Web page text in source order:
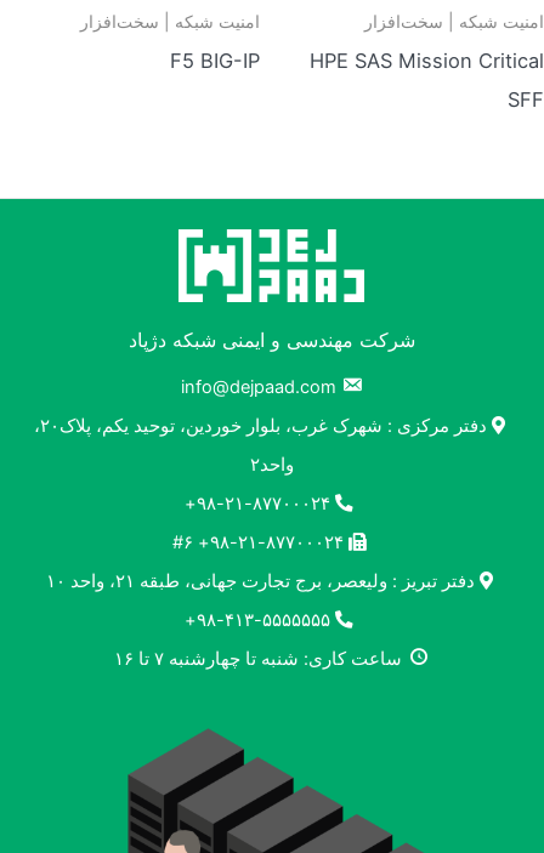
امنیت شبکه | سخت‌افزار
HPE SAS Mission Critical
SFF
امنیت شبکه | سخت‌افزار
F5 BIG-IP
شرکت مهندسی و ایمنی شبکه دژپاد
info@dejpaad.com
دفتر مرکزی : شهرک غرب، بلوار خوردین، توحید یکم، پلاک۲۰،
واحد۲
دفتر تبریز : ولیعصر، برج تجارت جهانی، طبقه ۲۱، واحد ۱۰
ساعت کاری: شنبه تا چهارشنبه ۷ تا ۱۶